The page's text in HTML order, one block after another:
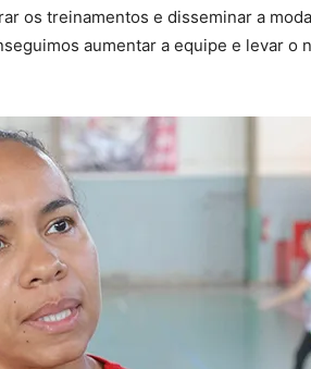
os treinamentos e disseminar a
aumentar a equipe e levar o